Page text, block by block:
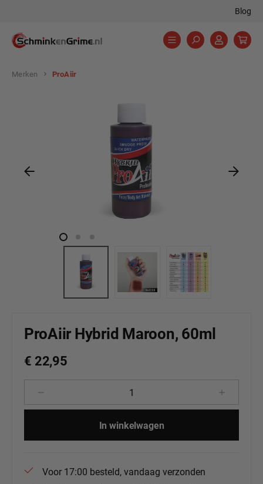
Blog
Merken ProAiir
Afbeeldingengalerij overslaan
ProAiir Hybrid Maroon, 60ml
€ 22,95
Producthoeveelheid: Voer de
In winkelwagen
Voor 17:00 besteld, vandaag verzonden